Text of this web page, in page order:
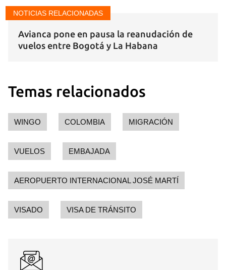
NOTICIAS RELACIONADAS
Avianca pone en pausa la reanudación de
vuelos entre Bogotá y La Habana
Temas relacionados
WINGO COLOMBIA MIGRACIÓN
VUELOS EMBAJADA
AEROPUERTO INTERNACIONAL JOSÉ MARTÍ
VISADO VISA DE TRÁNSITO